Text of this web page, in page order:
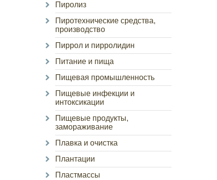
Пиролиз
Пиротехнические средства,
производство
Пиррол и пирролидин
Питание и пища
Пищевая промышленность
Пищевые инфекции и
интоксикации
Пищевые продукты,
замораживание
Плавка и очистка
Плантации
Пластмассы